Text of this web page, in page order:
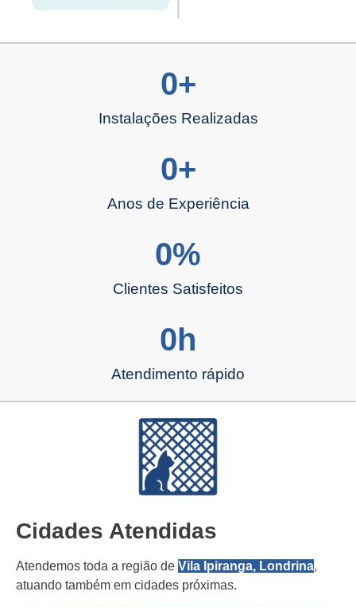
Instalações Realizadas
0+
Anos de Experiência
0+
Clientes Satisfeitos
0%
Atendimento rápido
0h
Cidades Atendidas
Atendemos toda a região de Vila Ipiranga, Londrina,
atuando também em cidades próximas.